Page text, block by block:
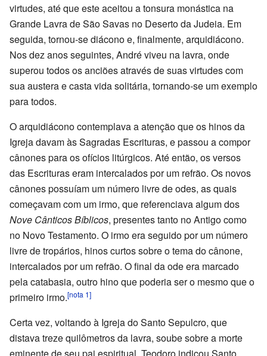
virtudes, até que este aceitou a tonsura monástica na
Grande Lavra de São Savas no Deserto da Judeia. Em
seguida, tornou-se diácono e, finalmente, arquidiácono.
Nos dez anos seguintes, André viveu na lavra, onde
superou todos os anciões através de suas virtudes com
sua austera e casta vida solitária, tornando-se um exemplo
para todos.
O arquidiácono contemplava a atenção que os hinos da
Igreja davam às Sagradas Escrituras, e passou a compor
cânones para os ofícios litúrgicos. Até então, os versos
das Escrituras eram intercalados por um refrão. Os novos
cânones possuíam um número livre de odes, as quais
começavam com um irmo, que referenciava algum dos
Nove Cânticos Bíblicos, presentes tanto no Antigo como
no Novo Testamento. O irmo era seguido por um número
livre de tropários, hinos curtos sobre o tema do cânone,
intercalados por um refrão. O final da ode era marcado
pela catabasia, outro hino que poderia ser o mesmo que o
primeiro irmo.[nota 1]
Certa vez, voltando à Igreja do Santo Sepulcro, que
distava treze quilômetros da lavra, soube sobre a morte